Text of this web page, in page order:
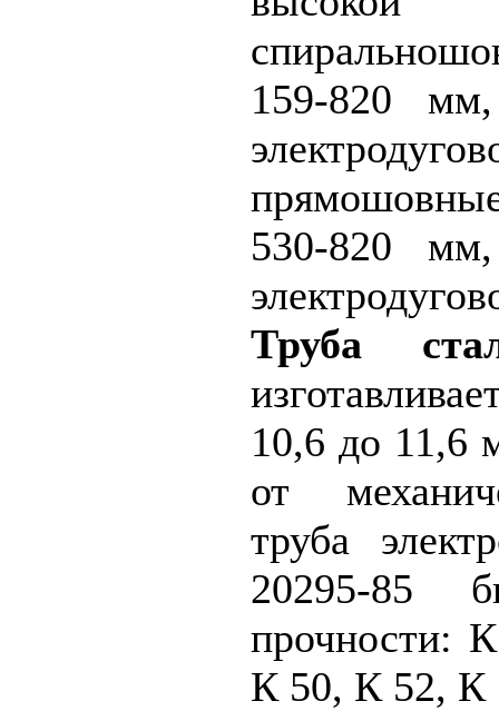
159-820 мм,
530-820 мм,
Труба
10,6 до 11,6
от
труба
20295-85
прочности:
К 50, К 52, К